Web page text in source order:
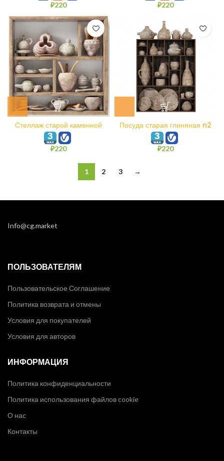
₽220 ₽220
Стеллаж старой каменной
посуды n1
₽220
Посуда старая глиняная n2
₽220
1 2 3 →
Info@cg.market
ПОЛЬЗОВАТЕЛЯМ
Пользовательское Соглашение
Политика возврата и отмены
Условия для покупателей
Условия для авторов
ИНФОРМАЦИЯ
Политика конфиденциальности
Политика использования файлов cookie
О нас
Контакты